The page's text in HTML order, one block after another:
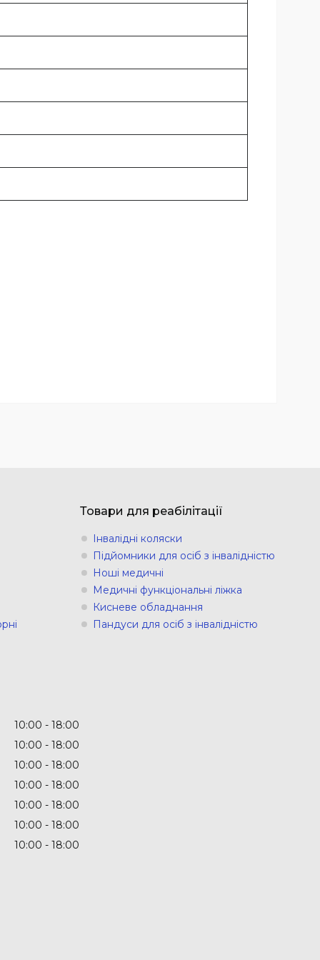
Товари для реабілітації
Інвалідні коляски
Підйомники для осіб з інвалідністю
Ноші медичні
Медичні функціональні ліжка
Кисневе обладнання
Пандуси для осіб з інвалідністю
10:00
18:00
10:00
18:00
10:00
18:00
10:00
18:00
10:00
18:00
10:00
18:00
10:00
18:00